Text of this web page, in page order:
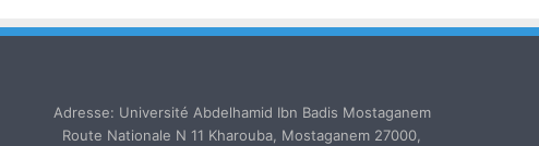
Adresse: Université Abdelhamid Ibn Badis Mostaganem
Route Nationale N 11 Kharouba, Mostaganem 27000,